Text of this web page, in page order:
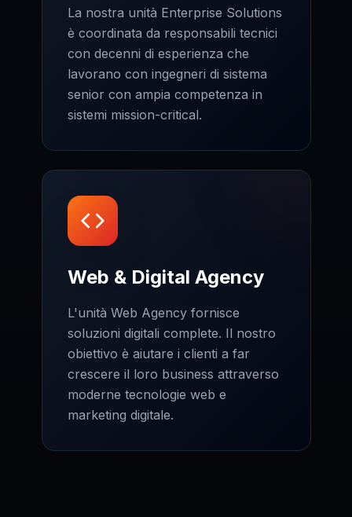
La nostra unità Enterprise Solutions
è coordinata da responsabili tecnici
con decenni di esperienza che
lavorano con ingegneri di sistema
senior con ampia competenza in
sistemi mission-critical.
Web & Digital Agency
L'unità Web Agency fornisce
soluzioni digitali complete. Il nostro
obiettivo è aiutare i clienti a far
crescere il loro business attraverso
moderne tecnologie web e
marketing digitale.